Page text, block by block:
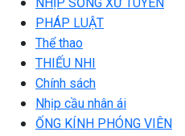
PHÁP LUẬT
Thể thao
THIẾU NHI
Chính sách
Nhịp cầu nhân ái
ỐNG KÍNH PHÓNG VIÊN